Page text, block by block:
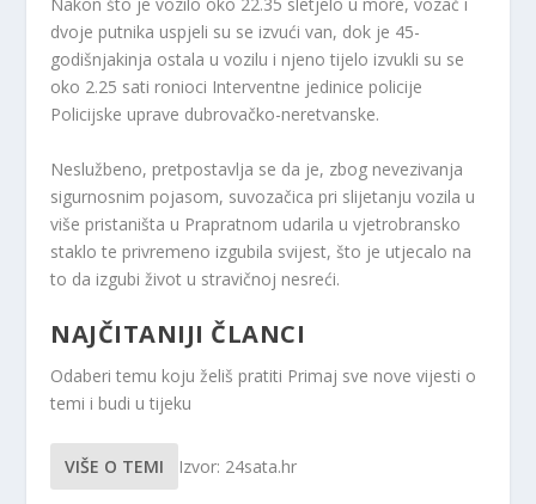
dvoje putnika uspjeli su se izvući van, dok je 45-
godišnjakinja ostala u vozilu i njeno tijelo izvukli su se
oko 2.25 sati ronioci Interventne jedinice policije
Policijske uprave dubrovačko-neretvanske.
Neslužbeno, pretpostavlja se da je, zbog nevezivanja
sigurnosnim pojasom, suvozačica pri slijetanju vozila u
više pristaništa u Prapratnom udarila u vjetrobransko
staklo te privremeno izgubila svijest, što je utjecalo na
to da izgubi život u stravičnoj nesreći.
NAJČITANIJI ČLANCI
Odaberi temu koju želiš pratiti Primaj sve nove vijesti o
temi i budi u tijeku
VIŠE O TEMI Izvor: 24sata.hr